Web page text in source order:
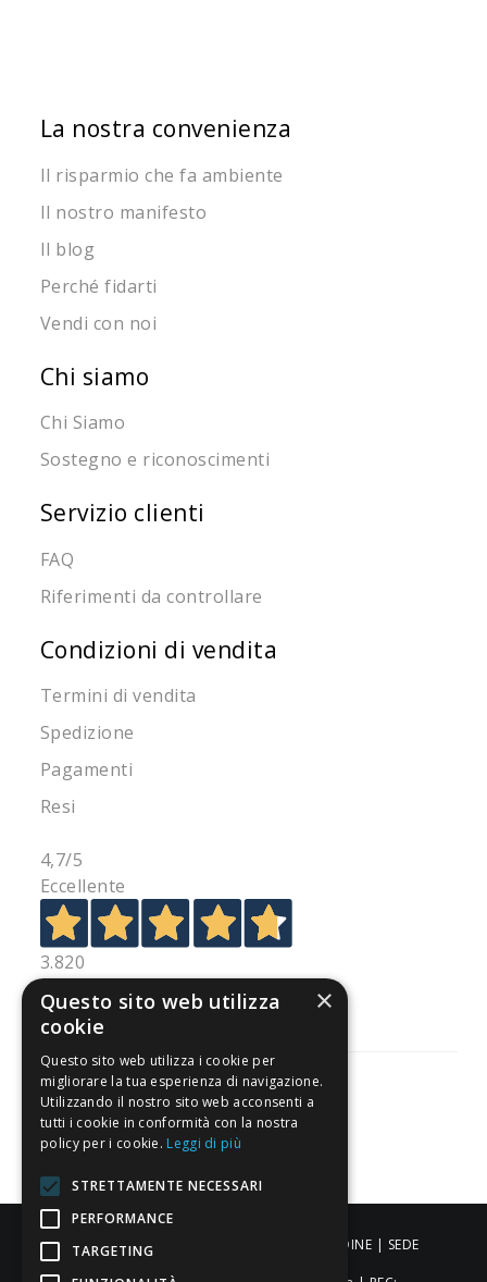
La nostra convenienza
Il risparmio che fa ambiente
Il nostro manifesto
Il blog
Perché fidarti
Vendi con noi
Chi siamo
Chi Siamo
Sostegno e riconoscimenti
Servizio clienti
FAQ
Riferimenti da controllare
Condizioni di vendita
Termini di vendita
Spedizione
Pagamenti
Resi
4,7/5
Eccellente
3.820
Recensioni
Pagamenti sicuri
ALDIGIÙ S.R.L. | Via Cortazzis 15 33100 - UDINE | SEDE
×
Questo sito web utilizza
cookie
Questo sito web utilizza i cookie per
migliorare la tua esperienza di navigazione.
Utilizzando il nostro sito web acconsenti a
tutti i cookie in conformità con la nostra
policy per i cookie. Leggi di più
STRETTAMENTE NECESSARI
PERFORMANCE
TARGETING